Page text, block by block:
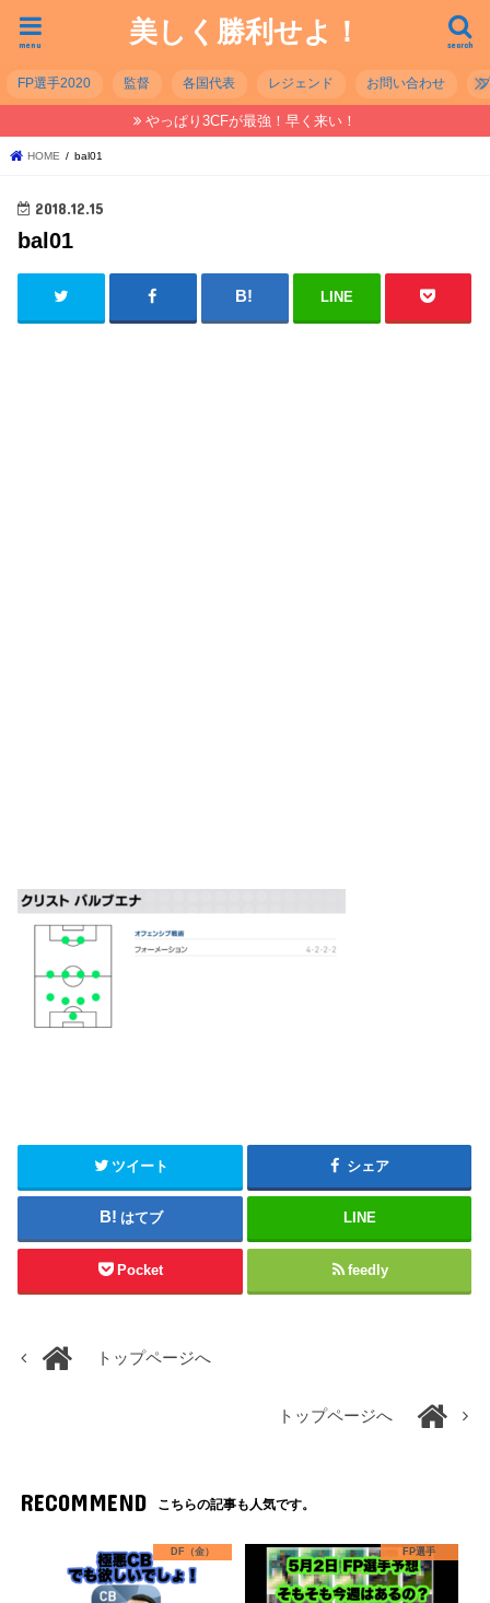
美しく勝利せよ！ search
menu
FP選手2020 監督 各国代表 レジェンド お問い合わせ
やっぱり3CFが最強！早く来い！
HOME bal01
2018.12.15
bal01
LINE
ツイート シェア
はてブ LINE
Pocket feedly
トップページへ
トップページへ
RECOMMEND こちらの記事も人気です。
DF（金） FP選手